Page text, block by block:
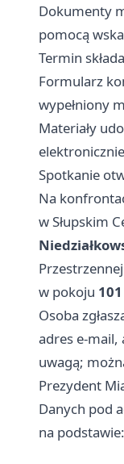
Dokumenty
pomocą
Termin
Formularz
wypełniony
Materiały
Spotkanie
Na
w Słupskim
w pokoju 101
Osoba
adres
uwagą;
Prezydent
Danych pod
na podstawie: